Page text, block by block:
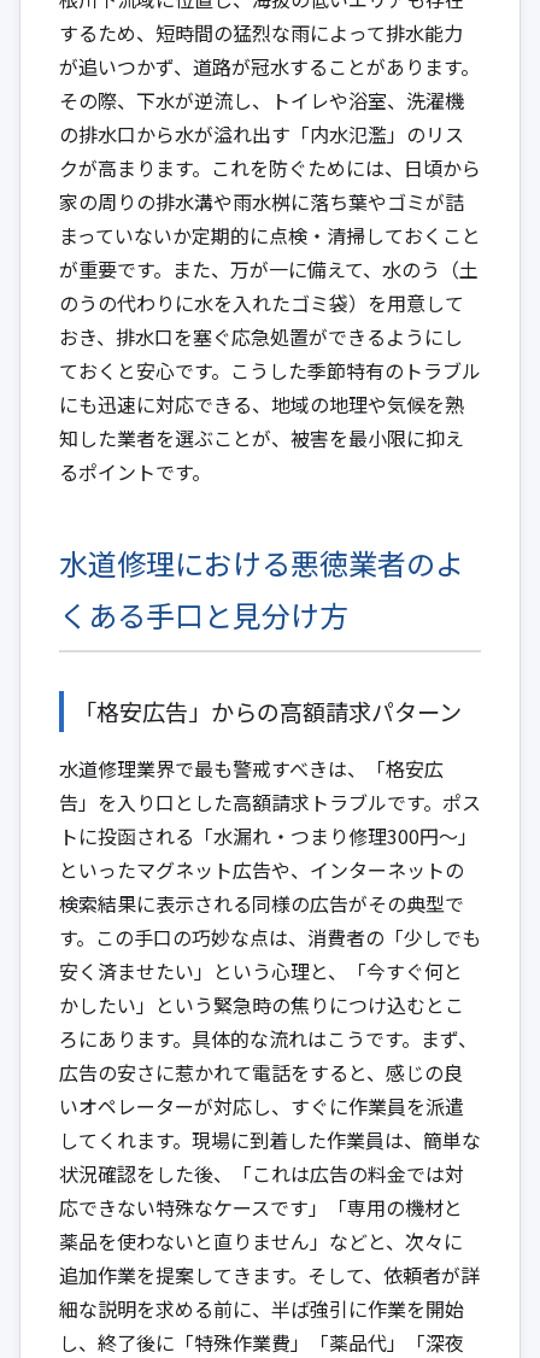
するため、短時間の猛烈な雨によって排水能力
が追いつかず、道路が冠水することがあります。
その際、下水が逆流し、トイレや浴室、洗濯機
の排水口から水が溢れ出す「内水氾濫」のリス
クが高まります。これを防ぐためには、日頃から
家の周りの排水溝や雨水桝に落ち葉やゴミが詰
まっていないか定期的に点検・清掃しておくこと
が重要です。また、万が一に備えて、水のう（土
のうの代わりに水を入れたゴミ袋）を用意して
おき、排水口を塞ぐ応急処置ができるようにし
ておくと安心です。こうした季節特有のトラブル
にも迅速に対応できる、地域の地理や気候を熟
知した業者を選ぶことが、被害を最小限に抑え
るポイントです。
水道修理における悪徳業者のよ
くある手口と見分け方
「格安広告」からの高額請求パターン
水道修理業界で最も警戒すべきは、「格安広
告」を入り口とした高額請求トラブルです。ポス
トに投函される「水漏れ・つまり修理300円〜」
といったマグネット広告や、インターネットの
検索結果に表示される同様の広告がその典型で
す。この手口の巧妙な点は、消費者の「少しでも
安く済ませたい」という心理と、「今すぐ何と
かしたい」という緊急時の焦りにつけ込むとこ
ろにあります。具体的な流れはこうです。まず、
広告の安さに惹かれて電話をすると、感じの良
いオペレーターが対応し、すぐに作業員を派遣
してくれます。現場に到着した作業員は、簡単な
状況確認をした後、「これは広告の料金では対
応できない特殊なケースです」「専用の機材と
薬品を使わないと直りません」などと、次々に
追加作業を提案してきます。そして、依頼者が詳
細な説明を求める前に、半ば強引に作業を開始
し、終了後に「特殊作業費」「薬品代」「深夜